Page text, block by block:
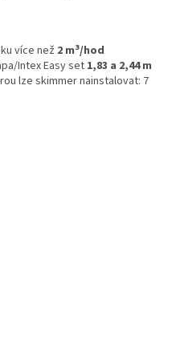
více než 2 m3/hod
Intex Easy set 1,83 a 2,44 m
lze skimmer nainstalovat: 7